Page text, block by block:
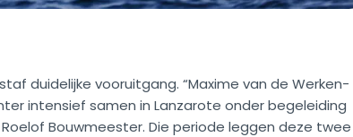
duidelijke vooruitgang. “Maxime van de Werken-
intensief samen in Lanzarote onder begeleiding
Bouwmeester. Die periode leggen deze twee